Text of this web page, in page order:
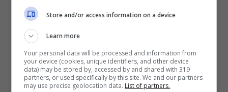
La pasta al pomodoro fornisce molta energia –
Partiamo dal presupposto che la pasta al
pomodoro saltata in padella è
decisamente migliore rispetto ad un piatto
Store and/or access information on a device
Learn more
Your personal data will be processed and information from
your device (cookies, unique identifiers, and other device
data) may be stored by, accessed by and shared with 319
partners, or used specifically by this site. We and our partners
may use precise geolocation data. List of partners.